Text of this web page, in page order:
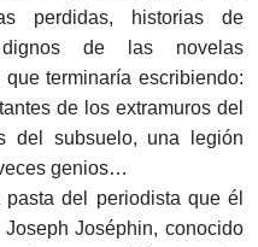
perdidas, historias de
dignos de las novelas
terminaría escribiendo:
de los extramuros del
del subsuelo, una legión
genios…
del periodista que él
Joséphin, conocido